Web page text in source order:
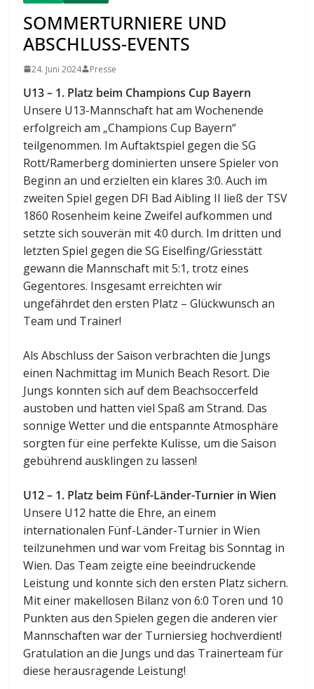
SOMMERTURNIERE UND
ABSCHLUSS-EVENTS
24. Juni 2024 Presse
U13 – 1. Platz beim Champions Cup Bayern
Unsere U13-Mannschaft hat am Wochenende
erfolgreich am „Champions Cup Bayern“
teilgenommen. Im Auftaktspiel gegen die SG
Rott/Ramerberg dominierten unsere Spieler von
Beginn an und erzielten ein klares 3:0. Auch im
zweiten Spiel gegen DFI Bad Aibling II ließ der TSV
1860 Rosenheim keine Zweifel aufkommen und
setzte sich souverän mit 4:0 durch. Im dritten und
letzten Spiel gegen die SG Eiselfing/Griesstätt
gewann die Mannschaft mit 5:1, trotz eines
Gegentores. Insgesamt erreichten wir
ungefährdet den ersten Platz – Glückwunsch an
Team und Trainer!
Als Abschluss der Saison verbrachten die Jungs
einen Nachmittag im Munich Beach Resort. Die
Jungs konnten sich auf dem Beachsoccerfeld
austoben und hatten viel Spaß am Strand. Das
sonnige Wetter und die entspannte Atmosphäre
sorgten für eine perfekte Kulisse, um die Saison
gebührend ausklingen zu lassen!
U12 – 1. Platz beim Fünf-Länder-Turnier in Wien
Unsere U12 hatte die Ehre, an einem
internationalen Fünf-Länder-Turnier in Wien
teilzunehmen und war vom Freitag bis Sonntag in
Wien. Das Team zeigte eine beeindruckende
Leistung und konnte sich den ersten Platz sichern.
Mit einer makellosen Bilanz von 6:0 Toren und 10
Punkten aus den Spielen gegen die anderen vier
Mannschaften war der Turniersieg hochverdient!
Gratulation an die Jungs und das Trainerteam für
diese herausragende Leistung!